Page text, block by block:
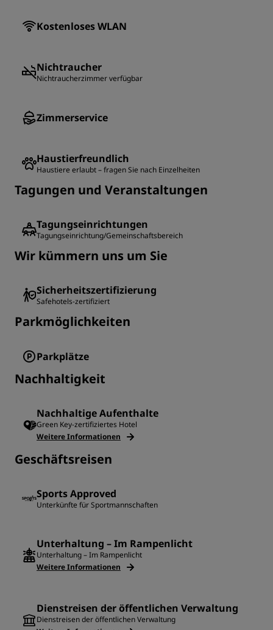
Kostenloses WLAN
Nichtraucher
Nichtraucherzimmer verfügbar
Zimmerservice
Haustierfreundlich
Haustiere erlaubt – fragen Sie nach Einzelheiten
Tagungen und Veranstaltungen
Tagungseinrichtungen
Tagungseinrichtung/Gemeinschaftsbereich
Wir kümmern uns um Sie
Sicherheitszertifizierung
Safehotels-zertifiziert
Parkmöglichkeiten
Parkplätze
Nachhaltigkeit
Nachhaltige Aufenthalte
Green Key-zertifiziertes Hotel
Weitere Informationen
Geschäftsreisen
Sports Approved
Unterkünfte für Sportmannschaften
Unterhaltung – Im Rampenlicht
Unterhaltung – Im Rampenlicht
Weitere Informationen
Dienstreisen der öffentlichen Verwaltung
Dienstreisen der öffentlichen Verwaltung